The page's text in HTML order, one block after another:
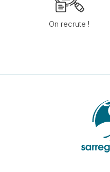
On recrute !